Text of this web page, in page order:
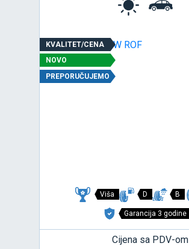
KVALITET/CENA
NOVO
PREPORUČUJEMO
Viša D B
Garancija 3 godine
Cijena sa PDV-om